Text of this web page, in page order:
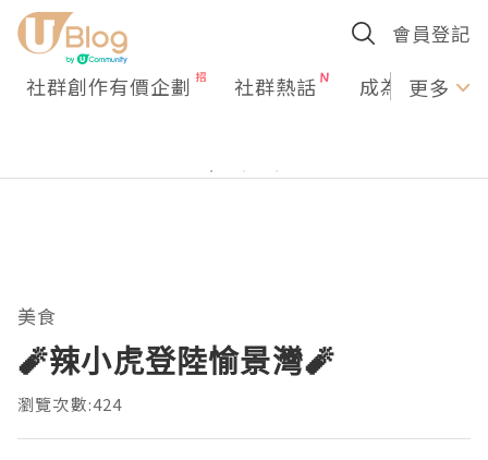
會員登記
社群創作有價企劃 社群熱話 成為U更多
美食
🧨辣小虎登陸愉景灣🧨
瀏覽次數:424